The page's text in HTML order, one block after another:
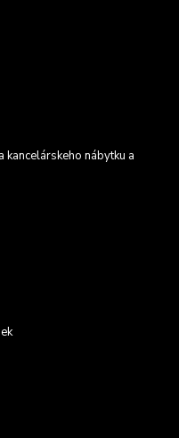
kancelárskeho nábytku a